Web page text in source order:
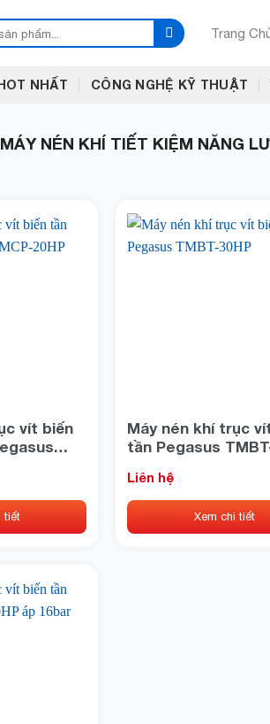
Trang
NHẤT CÔNG NGHỆ KỸ THUẬT
NÉN KHÍ TIẾT KIỆM NĂNG
vít biến
tiết
Máy nén khí trục
tần Pegasus
Liên hệ
Xem chi tiết